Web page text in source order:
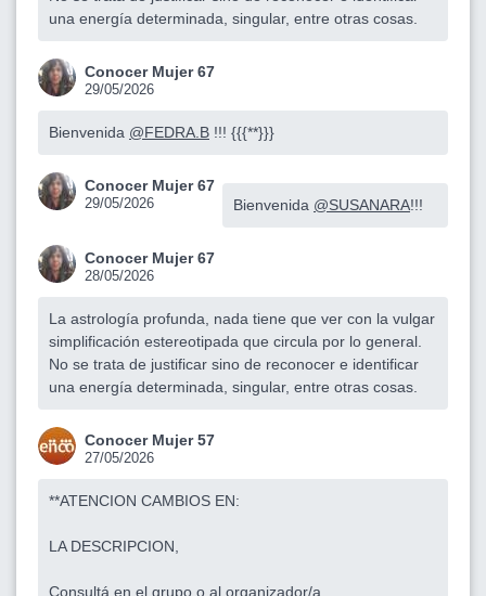
una energía determinada, singular, entre otras cosas.
Conocer Mujer 67
29/05/2026
Bienvenida @FEDRA.B !!! {{{**}}}
Conocer Mujer 67
29/05/2026 Bienvenida @SUSANARA!!!
Conocer Mujer 67
28/05/2026
La astrología profunda, nada tiene que ver con la vulgar
simplificación estereotipada que circula por lo general.
No se trata de justificar sino de reconocer e identificar
una energía determinada, singular, entre otras cosas.
Conocer Mujer 57
27/05/2026
**ATENCION CAMBIOS EN:
LA DESCRIPCION,
Consultá en el grupo o al organizador/a